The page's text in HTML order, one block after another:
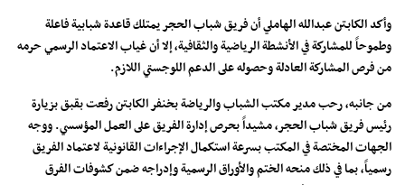
وأكد الكابتن عبدالله الهاملي أن فريق شباب الحجر يمتلك قاعدة شبابية فاعلة
وطموحاً للمشاركة في الأنشطة الرياضية والثقافية، إلا أن غياب الاعتماد الرسمي حرمه
من فرص المشاركة العادلة وحصوله على الدعم اللوجستي اللازم.
من جانبه، رحب مدير مكتب الشباب والرياضة بخنفر الكابتن رفعت بقبق بزيارة
رئيس فريق شباب الحجر، مشيداً بحرص إدارة الفريق على العمل المؤسسي. ووجه
الجهات المختصة في المكتب بسرعة استكمال الإجراءات القانونية لاعتماد الفريق
رسمياً، بما في ذلك منحه الختم والأوراق الرسمية وإدراجه ضمن كشوفات الفرق